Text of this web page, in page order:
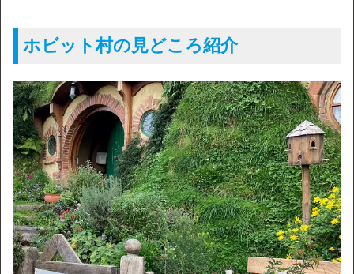
ホビット村の見どころ紹介